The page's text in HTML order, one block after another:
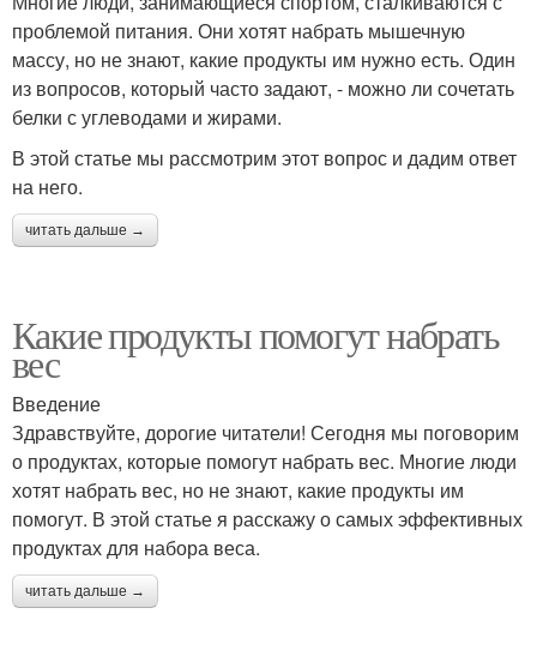
проблемой питания. Они хотят набрать мышечную
массу, но не знают, какие продукты им нужно есть. Один
из вопросов, который часто задают, - можно ли сочетать
белки с углеводами и жирами.
В этой статье мы рассмотрим этот вопрос и дадим ответ
на него.
читать дальше →
Какие продукты помогут набрать
вес
Введение
Здравствуйте, дорогие читатели! Сегодня мы поговорим
о продуктах, которые помогут набрать вес. Многие люди
хотят набрать вес, но не знают, какие продукты им
помогут. В этой статье я расскажу о самых эффективных
продуктах для набора веса.
читать дальше →